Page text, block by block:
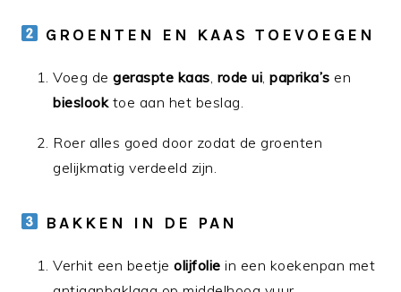
GROENTEN EN KAAS TOEVOEGEN
Voeg degeraspte kaas rode ui ,paprika’s en
bieslooktoe aan het beslag.
Roer alles goed door zodat de groenten
gelijkmatig verdeeld zijn.
BAKKEN IN DE PAN
Verhit een beetjeolijfolie in een koekenpan met